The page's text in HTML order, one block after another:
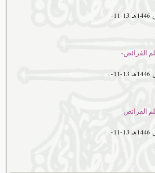
الأربعاء 11 جمادى الأولى 1446هـ 13-11-
الفرائض-
الأربعاء 11 جمادى الأولى 1446هـ 13-11-
الفرائض-
الأربعاء 11 جمادى الأولى 1446هـ 13-11-